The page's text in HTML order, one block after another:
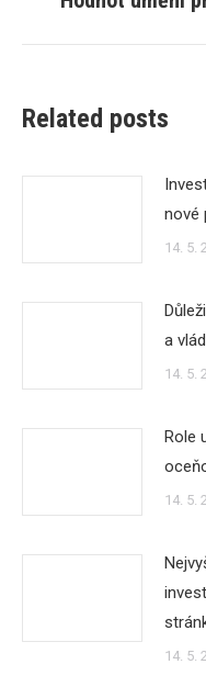
Related posts
nové
14. 5.
a
14. 5.
Role
14. 5.
14. 5.